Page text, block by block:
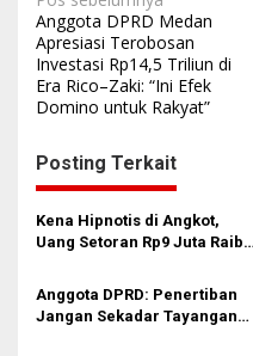
a
v
i
a
s
i
o
Anggota DPRD Medan
Apresiasi Terobosan
Investasi Rp14,5 Triliun di
Era Rico–Zaki: “Ini Efek
Domino untuk Rakyat”
Posting Terkait
Kena Hipnotis di Angkot,
Uang Setoran Rp9 Juta Raib
Memprihatinkan
Anggota DPRD: Penertiban
Jangan Sekadar Tayangan